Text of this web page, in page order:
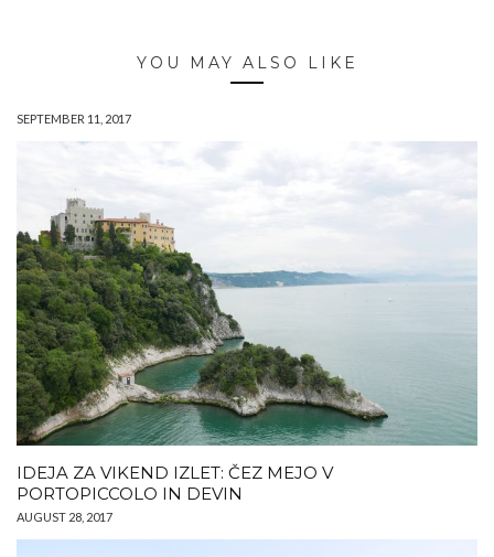
YOU MAY ALSO LIKE
SEPTEMBER 11, 2017
IDEJA ZA VIKEND IZLET: ČEZ MEJO V
PORTOPICCOLO IN DEVIN
AUGUST 28, 2017